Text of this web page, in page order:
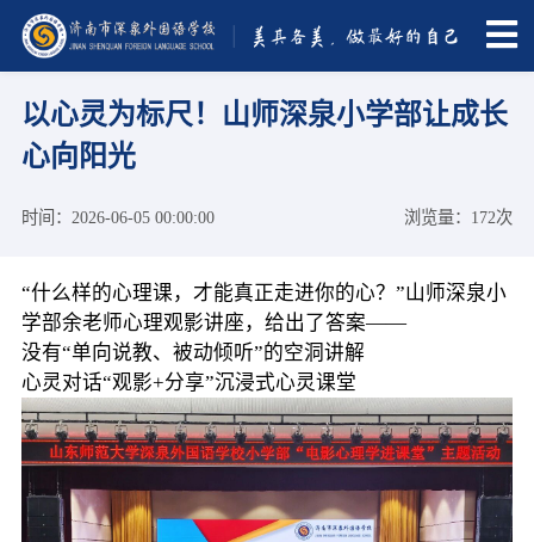
以心灵为标尺！山师深泉小学部让成长
心向阳光
时间：2026-06-05 00:00:00 浏览量：172次
“什么样的心理课，才能真正走进你的心？”山师深泉小
学部余老师心理观影讲座，给出了答案——
没有“单向说教、被动倾听”的空洞讲解
心灵对话“观影+分享”沉浸式心灵课堂